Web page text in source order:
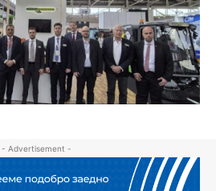
- Advertisement -